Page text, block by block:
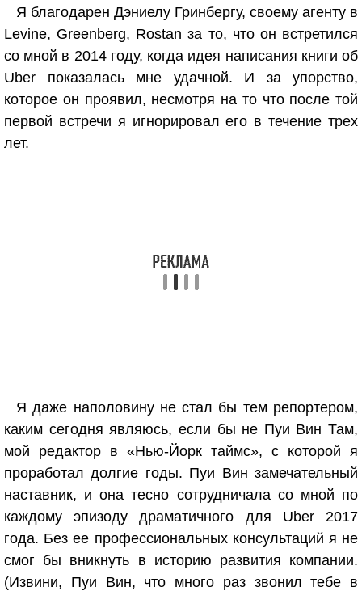
Я благодарен Дэниелу Гринбергу, своему агенту в
Levine, Greenberg, Rostan за то, что он встретился
со мной в 2014 году, когда идея написания книги об
Uber показалась мне удачной. И за упорство,
которое он проявил, несмотря на то что после той
первой встречи я игнорировал его в течение трех
лет.
Я даже наполовину не стал бы тем репортером,
каким сегодня являюсь, если бы не Пуи Вин Там,
мой редактор в «Нью-Йорк таймс», с которой я
проработал долгие годы. Пуи Вин замечательный
наставник, и она тесно сотрудничала со мной по
каждому эпизоду драматичного для Uber 2017
года. Без ее профессиональных консультаций я не
смог бы вникнуть в историю развития компании.
(Извини, Пуи Вин, что много раз звонил тебе в